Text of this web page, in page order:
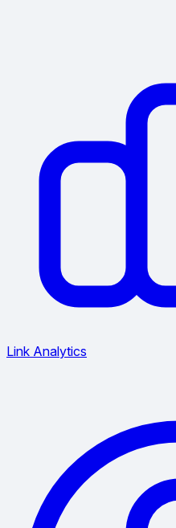
Link Analytics